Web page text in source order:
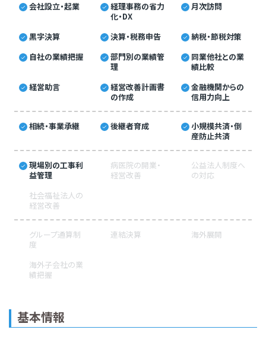
会社設立・起業
経理事務の省力
化・DX
月次訪問
黒字決算 決算・税務申告
納税・節税対策
自社の業績把握
部門別の業績管
理
同業他社との業
績比較
経営助言
経営改善計画書
の作成
金融機関からの
信用力向上
相続・事業承継 後継者育成
小規模共済・倒
産防止共済
現場別の工事利
益管理
病医院の開業・
経営改善
公益法人制度へ
の対応
社会福祉法人の
経営改善
グループ通算制
度
連結決算 海外展開
海外子会社の業
績把握
基本情報